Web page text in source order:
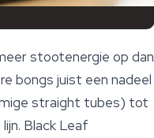
stootenergie op dan
bongs juist een nadeel
straight tubes) tot
Black Leaf